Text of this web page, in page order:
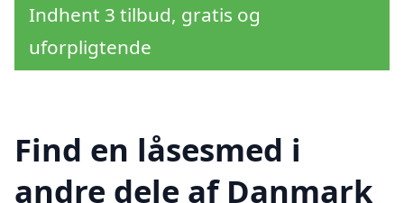
Indhent 3 tilbud, gratis og
uforpligtende
Find en låsesmed i
andre dele af Danmark